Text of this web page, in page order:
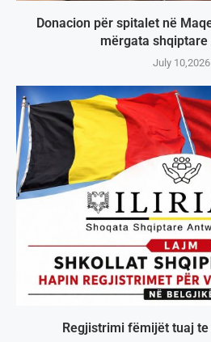
Donacion për spitalet në
mërgata shqiptare
July 10,2026
Regjistrimi fëmijët tuaj